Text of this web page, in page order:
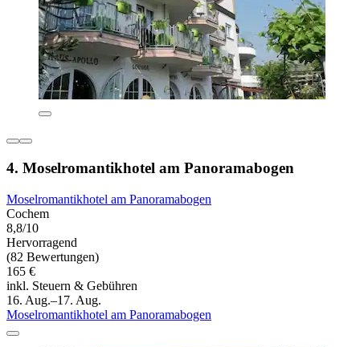
4. Moselromantikhotel am Panoramabogen
Moselromantikhotel am Panoramabogen
Cochem
8,8/10
Hervorragend
(82 Bewertungen)
165 €
inkl. Steuern & Gebühren
16. Aug.–17. Aug.
Moselromantikhotel am Panoramabogen